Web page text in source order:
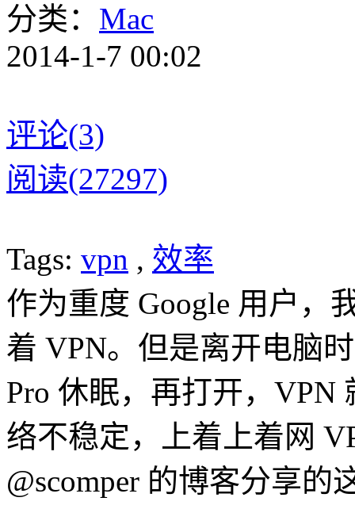
分类： Mac
2014-1-7 00:02
评论(3)
阅读(27297)
Tags: vpn , 效率
作为重度 Google 用户，
着 VPN。但是离开电脑
Pro 休眠，再打开，VPN
络不稳定，上着上着网
@scomper 的博客分享的